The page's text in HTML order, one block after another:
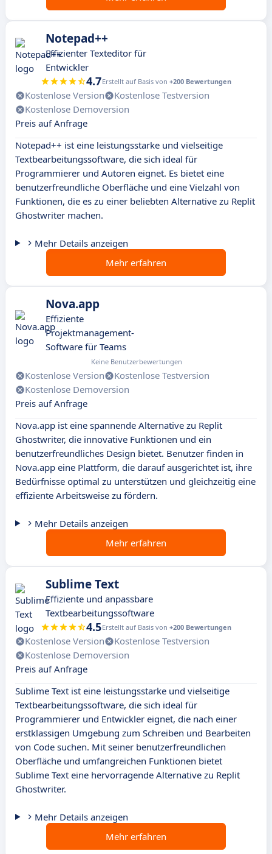
Notepad++
Effizienter Texteditor für
Entwickler
4.7Erstellt auf Basis von +200 Bewertungen
Kostenlose Version
Kostenlose Testversion
Kostenlose Demoversion
Preis auf Anfrage
Notepad++ ist eine leistungsstarke und vielseitige
Textbearbeitungssoftware, die sich ideal für
Programmierer und Autoren eignet. Es bietet eine
benutzerfreundliche Oberfläche und eine Vielzahl von
Funktionen, die es zu einer beliebten Alternative zu Replit
Ghostwriter machen.
Mehr Details anzeigen
Mehr erfahren
Nova.app
Effiziente
Projektmanagement-
Software für Teams
Keine Benutzerbewertungen
Kostenlose Version
Kostenlose Testversion
Kostenlose Demoversion
Preis auf Anfrage
Nova.app ist eine spannende Alternative zu Replit
Ghostwriter, die innovative Funktionen und ein
benutzerfreundliches Design bietet. Benutzer finden in
Nova.app eine Plattform, die darauf ausgerichtet ist, ihre
Bedürfnisse optimal zu unterstützen und gleichzeitig eine
effiziente Arbeitsweise zu fördern.
Mehr Details anzeigen
Mehr erfahren
Sublime Text
Effiziente und anpassbare
Textbearbeitungssoftware
4.5Erstellt auf Basis von +200 Bewertungen
Kostenlose Version
Kostenlose Testversion
Kostenlose Demoversion
Preis auf Anfrage
Sublime Text ist eine leistungsstarke und vielseitige
Textbearbeitungssoftware, die sich ideal für
Programmierer und Entwickler eignet, die nach einer
erstklassigen Umgebung zum Schreiben und Bearbeiten
von Code suchen. Mit seiner benutzerfreundlichen
Oberfläche und umfangreichen Funktionen bietet
Sublime Text eine hervorragende Alternative zu Replit
Ghostwriter.
Mehr Details anzeigen
Mehr erfahren